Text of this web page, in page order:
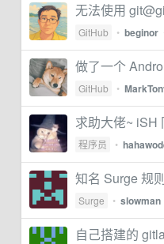
无法使用
GitHub • beginor
做了一个
GitHub •
求助大佬~ iSH
程序员 •
知名 Surge 规
Surge • slowman
自己搭建的